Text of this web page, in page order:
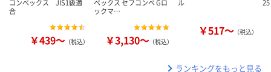
コンベックス JIS1級適
合
￥439～ （税込）
ベックス セフコンベ Gロ
ックマ…
￥3,130～ （税込）
ル
￥517～ （税込）
ランキングをもっと見る